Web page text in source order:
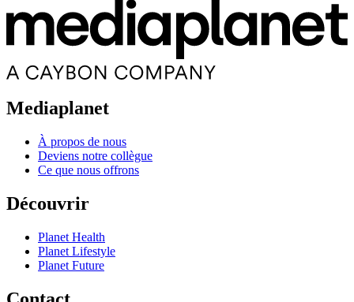
Mediaplanet
À propos de nous
Deviens notre collègue
Ce que nous offrons
Découvrir
Planet Health
Planet Lifestyle
Planet Future